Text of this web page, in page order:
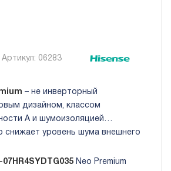
Артикул: 06283
– не инверторный
дизайном, классом
A и шумоизоляцией
снижает уровень шума внешнего
07HR4SYDTG035 Neo Premium